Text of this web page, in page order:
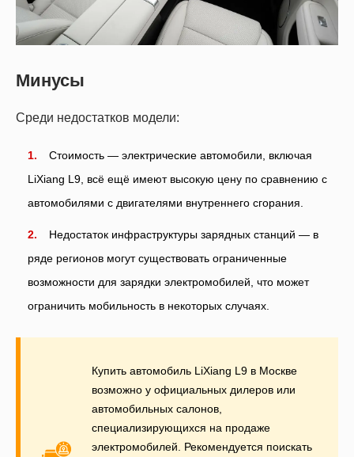
Минусы
Среди недостатков модели:
Стоимость — электрические автомобили, включая
LiXiang L9, всё ещё имеют высокую цену по сравнению с
автомобилями с двигателями внутреннего сгорания.
Недостаток инфраструктуры зарядных станций — в
ряде регионов могут существовать ограниченные
возможности для зарядки электромобилей, что может
ограничить мобильность в некоторых случаях.
Купить автомобиль LiXiang L9 в Москве
возможно у официальных дилеров или
автомобильных салонов,
специализирующихся на продаже
электромобилей. Рекомендуется поискать